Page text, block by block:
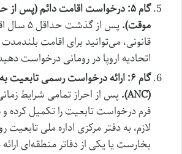
موقت).
پس از
قانونی، می‌توانید برای اقامت
اتحادیه اروپا در رومانی درخواست
گام ۶: ارائه درخواست رسمی تابعیت
(ANC).
پس از احراز تمامی شرایط
فرم درخواست تابعیت را تکمیل کرده و
بخارست یا یکی از دفاتر منطقه‌ای